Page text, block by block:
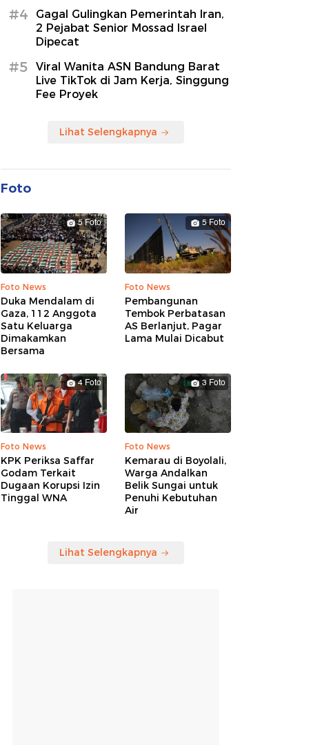
#4
Gagal Gulingkan Pemerintah Iran,
2 Pejabat Senior Mossad Israel
Dipecat
#5
Viral Wanita ASN Bandung Barat
Live TikTok di Jam Kerja, Singgung
Fee Proyek
Lihat Selengkapnya
Foto
5 Foto
Foto News
Duka Mendalam di
Gaza, 112 Anggota
Satu Keluarga
Dimakamkan
Bersama
5 Foto
Foto News
Pembangunan
Tembok Perbatasan
AS Berlanjut, Pagar
Lama Mulai Dicabut
4 Foto
Foto News
KPK Periksa Saffar
Godam Terkait
Dugaan Korupsi Izin
Tinggal WNA
3 Foto
Foto News
Kemarau di Boyolali,
Warga Andalkan
Belik Sungai untuk
Penuhi Kebutuhan
Air
Lihat Selengkapnya